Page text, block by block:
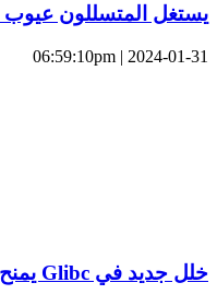
يستغل المتسللون عيوب Ivanti VPN لنشر برامج Kr...
2024-01-31 | 06:59:10pm
خلل جديد في Glibc يمنح المهاجمين إمكانية الوص...